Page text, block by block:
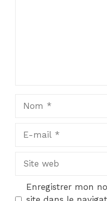
Site
Enregistrer mon